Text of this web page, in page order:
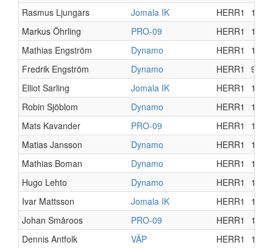
Rasmus Ljungars
Jomala IK HERR1 16
Markus Öhrling
PRO-09 HERR1 15
Mathias Engström
Dynamo HERR1 11
Fredrik Engström
Dynamo HERR1 9
Elliot Sarling
Jomala IK HERR1 16
Robin Sjöblom
Dynamo HERR1 16
Mats Kavander
PRO-09 HERR1 15
Matias Jansson
Dynamo HERR1 16
Mathias Boman
Dynamo HERR1 15
Hugo Lehto
Dynamo HERR1 12
Ivar Mattsson
Jomala IK HERR1 17
Johan Småroos
PRO-09 HERR1 16
Dennis Antfolk
VÄP HERR1 15